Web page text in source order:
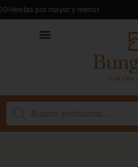
Ir
al
contenido
por mayor y menor
Búsqueda
productos